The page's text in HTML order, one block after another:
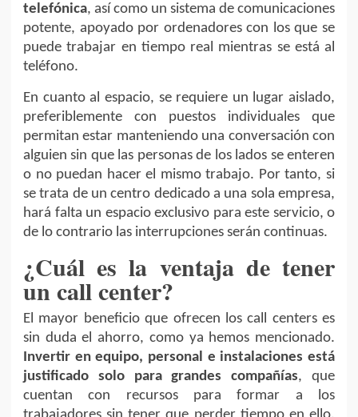
telefónica, así como un sistema de comunicaciones
potente, apoyado por ordenadores con los que se
puede trabajar en tiempo real mientras se está al
teléfono.
En cuanto al espacio, se requiere un lugar aislado,
preferiblemente con puestos individuales que
permitan estar manteniendo una conversación con
alguien sin que las personas de los lados se enteren
o no puedan hacer el mismo trabajo. Por tanto, si
se trata de un centro dedicado a una sola empresa,
hará falta un espacio exclusivo para este servicio, o
de lo contrario las interrupciones serán continuas.
¿Cuál es la ventaja de tener
un call center?
El mayor beneficio que ofrecen los call centers es
sin duda el ahorro, como ya hemos mencionado.
Invertir en equipo, personal e instalaciones está
justificado solo para grandes compañías, que
cuentan con recursos para formar a los